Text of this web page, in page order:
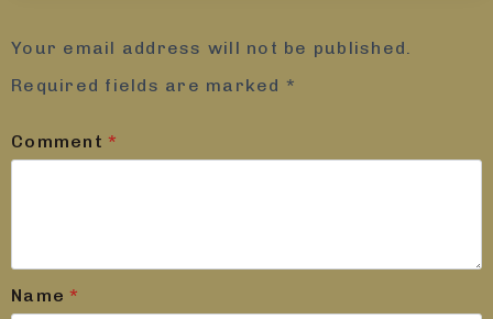
Your email address will not be published.
Required fields are marked *
Comment *
Name *